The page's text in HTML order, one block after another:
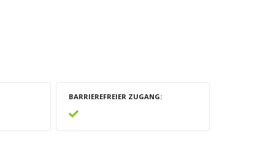
BARRIEREFREIER ZUGANG